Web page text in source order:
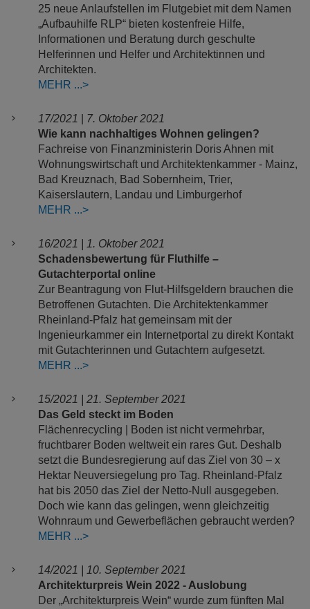
25 neue Anlaufstellen im Flutgebiet mit dem Namen
„Aufbauhilfe RLP“ bieten kostenfreie Hilfe,
Informationen und Beratung durch geschulte
Helferinnen und Helfer und Architektinnen und
Architekten.
MEHR
17/2021
7. Oktober 2021
Wie kann nachhaltiges Wohnen gelingen?
Fachreise von Finanzministerin Doris Ahnen mit
Wohnungswirtschaft und Architektenkammer - Mainz,
Bad Kreuznach, Bad Sobernheim, Trier,
Kaiserslautern, Landau und Limburgerhof
MEHR
16/2021 | 1. Oktober 2021
Schadensbewertung für Fluthilfe –
Gutachterportal online
Zur Beantragung von Flut-Hilfsgeldern brauchen die
Betroffenen Gutachten. Die Architektenkammer
Rheinland-Pfalz hat gemeinsam mit der
Ingenieurkammer ein Internetportal zu direkt Kontakt
mit Gutachterinnen und Gutachtern aufgesetzt.
MEHR
15/2021 | 21. September 2021
Das Geld steckt im Boden
Flächenrecycling | Boden ist nicht vermehrbar,
fruchtbarer Boden weltweit ein rares Gut. Deshalb
setzt die Bundesregierung auf das Ziel von 30 – x
Hektar Neuversiegelung pro Tag. Rheinland-Pfalz
hat bis 2050 das Ziel der Netto-Null ausgegeben.
Doch wie kann das gelingen, wenn gleichzeitig
Wohnraum und Gewerbeflächen gebraucht werden?
MEHR
14/2021 | 10. September 2021
Architekturpreis Wein 2022 - Auslobung
Der „Architekturpreis Wein“ wurde zum fünften Mal